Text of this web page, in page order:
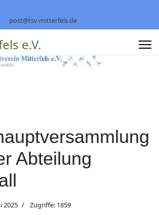
post@tsv-mitterfels.de
e.V.
Abteilung
2025 Zugriffe: 1859